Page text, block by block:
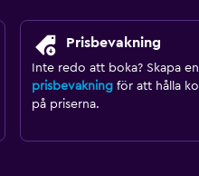
Prisbevakning
Inte redo att boka? Skapa en
prisbevakningför att hålla koll
på priserna.